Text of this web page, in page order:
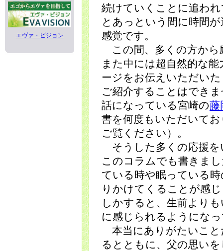
エヴァ・ビジョン
続けていくことに追わ
とあっという間に時間
感覚です。
この間、多くの方から
また中には超自然的な
ージをお伝えいただい
ご紹介することはでき
話になっている宮崎の藤
書を何度もいただいて
ご覧ください）。
そうした多くの応援を
このコラムでも書きま
ている時や眠っている
りかけてくることが感
しかすると、生前より
に感じられるようにな
本当にありがたいこと
るとともに、父の思い